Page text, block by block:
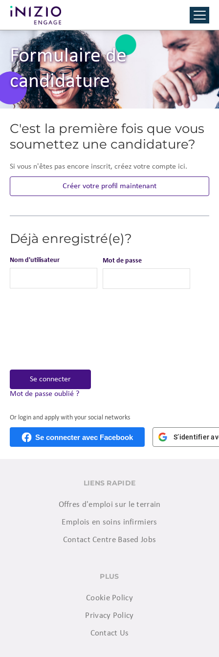
Formulaire de
candidature
C'est la première fois que vous
soumettez une candidature?
Si vous n'êtes pas encore inscrit, créez votre compte ici.
Créer votre profil maintenant
Déjà enregistré(e)?
Nom d'utilisateur Mot de passe
Se connecter
Mot de passe oublié ?
Or login and apply with your social networks
Se connecter avec Facebook S’identifier
LIENS RAPIDE
Offres d'emploi sur le terrain
Emplois en soins infirmiers
Contact Centre Based Jobs
PLUS
Cookie Policy
Privacy Policy
Contact Us